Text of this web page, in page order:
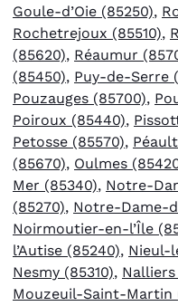
Goule-d’Oie (85250),
Rochetrejoux (85510),
(85620), Réaumur
(85450), Puy-de-Serre
Pouzauges (85700),
Poiroux (85440),
Petosse (85570),
(85670), Oulmes
Mer (85340), Notre-
(85270), Notre-Dame-
Noirmoutier-en-l’Île
l’Autise (85240), Nieul-
Nesmy (85310), Nalliers
Mouzeuil-Saint-Martin